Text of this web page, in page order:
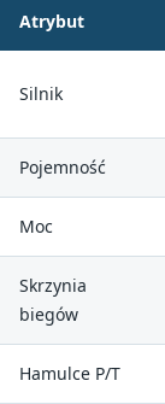
Atrybut
Silnik
Pojemność
Moc
Skrzynia
biegów
Hamulce P/T